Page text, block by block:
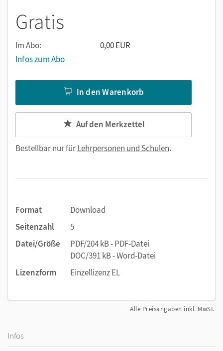
Gratis
Im Abo:
0,00 EUR
Infos zum Abo
In den Warenkorb
Auf den Merkzettel
Bestellbar nur fürLehrpersonen und Schulen.
Format
Download
Seitenzahl
5
Datei/Größe
PDF/204 kB - PDF-Datei
DOC/391 kB - Word-Datei
Lizenzform
Einzellizenz EL
Alle Preisangaben inkl. MwSt.
Infos